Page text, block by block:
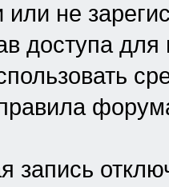
не
доступа
запись